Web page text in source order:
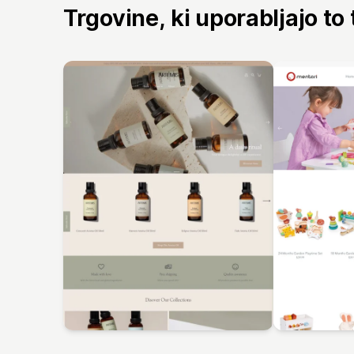
Trgovine, ki uporabljajo to